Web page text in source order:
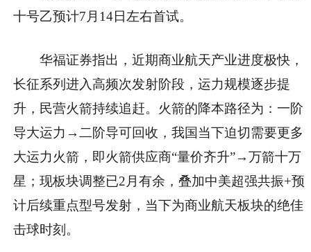
十号乙预计7月14日左右首试。
华福证券指出，近期商业航天产业进度极快，
长征系列进入高频次发射阶段，运力规模逐步提
升，民营火箭持续追赶。火箭的降本路径为：一阶
导大运力→二阶导可回收，我国当下迫切需要更多
大运力火箭，即火箭供应商“量价齐升”→万箭十万
星；现板块调整已2月有余，叠加中美超强共振+预
计后续重点型号发射，当下为商业航天板块的绝佳
击球时刻。